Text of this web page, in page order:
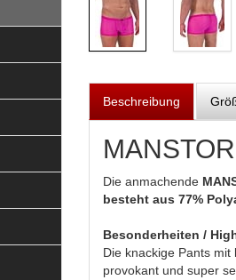
Beschreibung
Die anmachende
besteht aus 77%
Besonderheiten /
Die knackige Pants
provokant und super